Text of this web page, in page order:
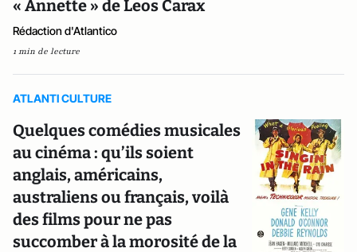
« Annette » de Leos Carax
Rédaction d'Atlantico
1 min de lecture
ATLANTI CULTURE
Quelques comédies musicales
au cinéma : qu’ils soient
anglais, américains,
australiens ou français, voilà
des films pour ne pas
succomber à la morosité de la